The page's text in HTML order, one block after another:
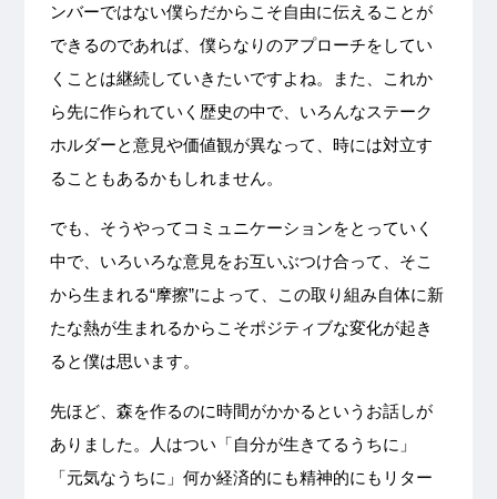
ンバーではない僕らだからこそ自由に伝えることが
できるのであれば、僕らなりのアプローチをしてい
くことは継続していきたいですよね。また、これか
ら先に作られていく歴史の中で、いろんなステーク
ホルダーと意見や価値観が異なって、時には対立す
ることもあるかもしれません。
でも、そうやってコミュニケーションをとっていく
中で、いろいろな意見をお互いぶつけ合って、そこ
から生まれる“摩擦”によって、この取り組み自体に新
たな熱が生まれるからこそポジティブな変化が起き
ると僕は思います。
先ほど、森を作るのに時間がかかるというお話しが
ありました。人はつい「自分が生きてるうちに」
「元気なうちに」何か経済的にも精神的にもリター